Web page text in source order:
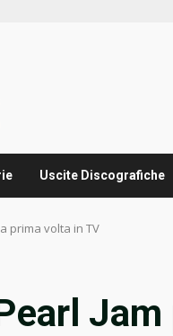
Uscite Discografiche
prima volta in TV